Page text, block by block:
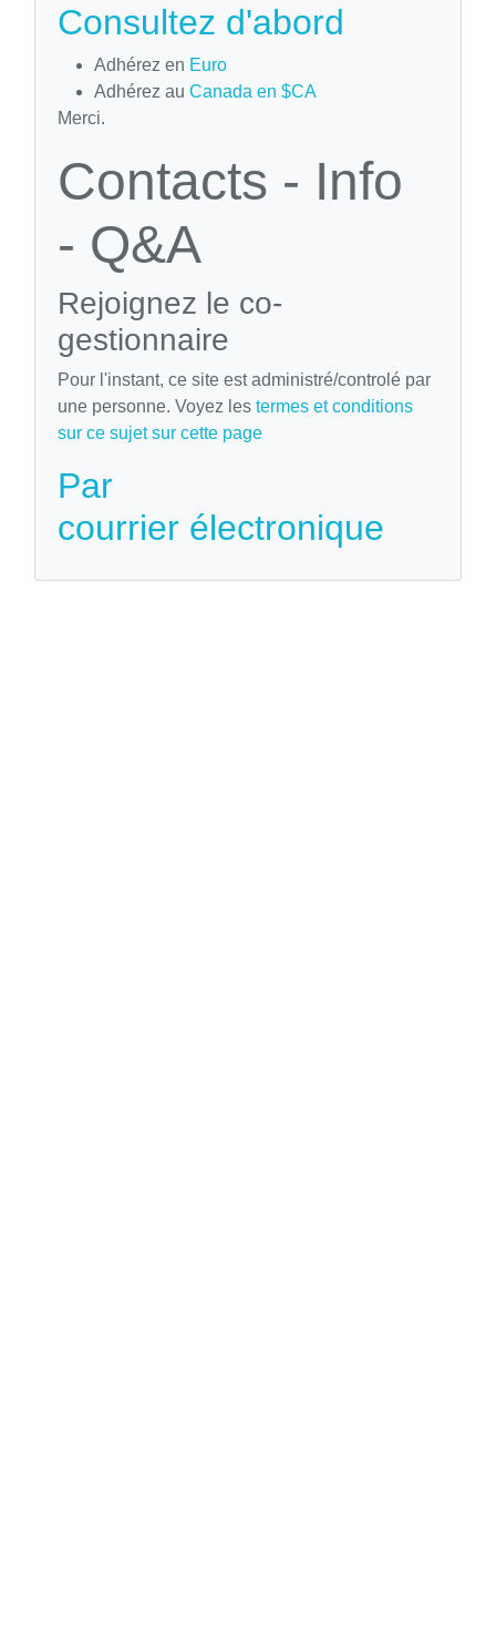
Consultez d'abord
Adhérez en Euro
Adhérez au Canada en $CA
Merci.
Contacts - Info
- Q&A
Rejoignez le co-
gestionnaire
Pour l'instant, ce site est administré/controlé par
une personne. Voyez les termes et conditions
sur ce sujet sur cette page
Par
courrier électronique